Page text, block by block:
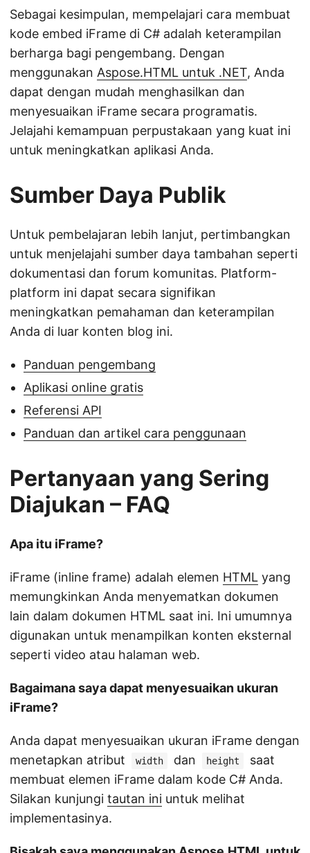
Sebagai kesimpulan, mempelajari cara membuat
kode embed iFrame di C# adalah keterampilan
berharga bagi pengembang. Dengan
menggunakan Aspose.HTML untuk .NET, Anda
dapat dengan mudah menghasilkan dan
menyesuaikan iFrame secara programatis.
Jelajahi kemampuan perpustakaan yang kuat ini
untuk meningkatkan aplikasi Anda.
Sumber Daya Publik
Untuk pembelajaran lebih lanjut, pertimbangkan
untuk menjelajahi sumber daya tambahan seperti
dokumentasi dan forum komunitas. Platform-
platform ini dapat secara signifikan
meningkatkan pemahaman dan keterampilan
Anda di luar konten blog ini.
Panduan pengembang
Aplikasi online gratis
Referensi API
Panduan dan artikel cara penggunaan
Pertanyaan yang Sering
Diajukan – FAQ
Apa itu iFrame?
iFrame (inline frame) adalah elemen HTML yang
memungkinkan Anda menyematkan dokumen
lain dalam dokumen HTML saat ini. Ini umumnya
digunakan untuk menampilkan konten eksternal
seperti video atau halaman web.
Bagaimana saya dapat menyesuaikan ukuran
iFrame?
Anda dapat menyesuaikan ukuran iFrame dengan
menetapkan atribut
width dan height
saat
membuat elemen iFrame dalam kode C# Anda.
Silakan kunjungi tautan ini untuk melihat
implementasinya.